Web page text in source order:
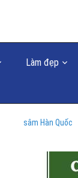
Làm đẹp
sâm Hàn Quốc